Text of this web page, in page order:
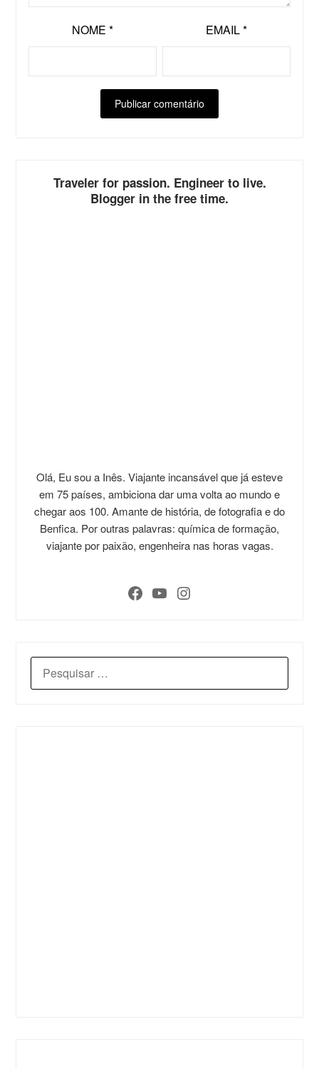
NOME * EMAIL*
Traveler for passion. Engineer to live.
Blogger in the free time.
Olá, Eu sou a Inês. Viajante incansável que já esteve
em 75 países, ambiciona dar uma volta ao mundo e
chegar aos 100. Amante de história, de fotografia e do
Benfica. Por outras palavras: química de formação,
viajante por paixão, engenheira nas horas vagas.